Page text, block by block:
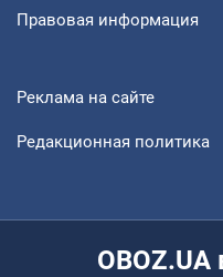
Правовая информация
Реклама на сайте
Редакционная политика
OBOZ.UA